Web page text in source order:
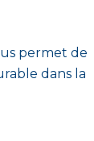
permet de
dans la